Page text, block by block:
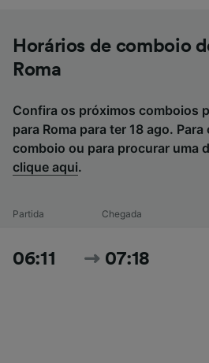
Horários de comboio
Roma
Confira os próximos comboios
para Roma para ter 18 ago.
comboio ou para procurar uma
clique aqui.
Partida Chegada
06:11 07:18